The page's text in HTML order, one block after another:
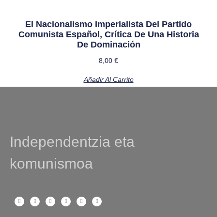
El Nacionalismo Imperialista Del Partido
Comunista Español, Crítica De Una Historia
De Dominación
8,00 €
Añadir Al Carrito
Independentzia eta
komunismoa